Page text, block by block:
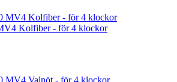
Kolfiber - för 4 klockor